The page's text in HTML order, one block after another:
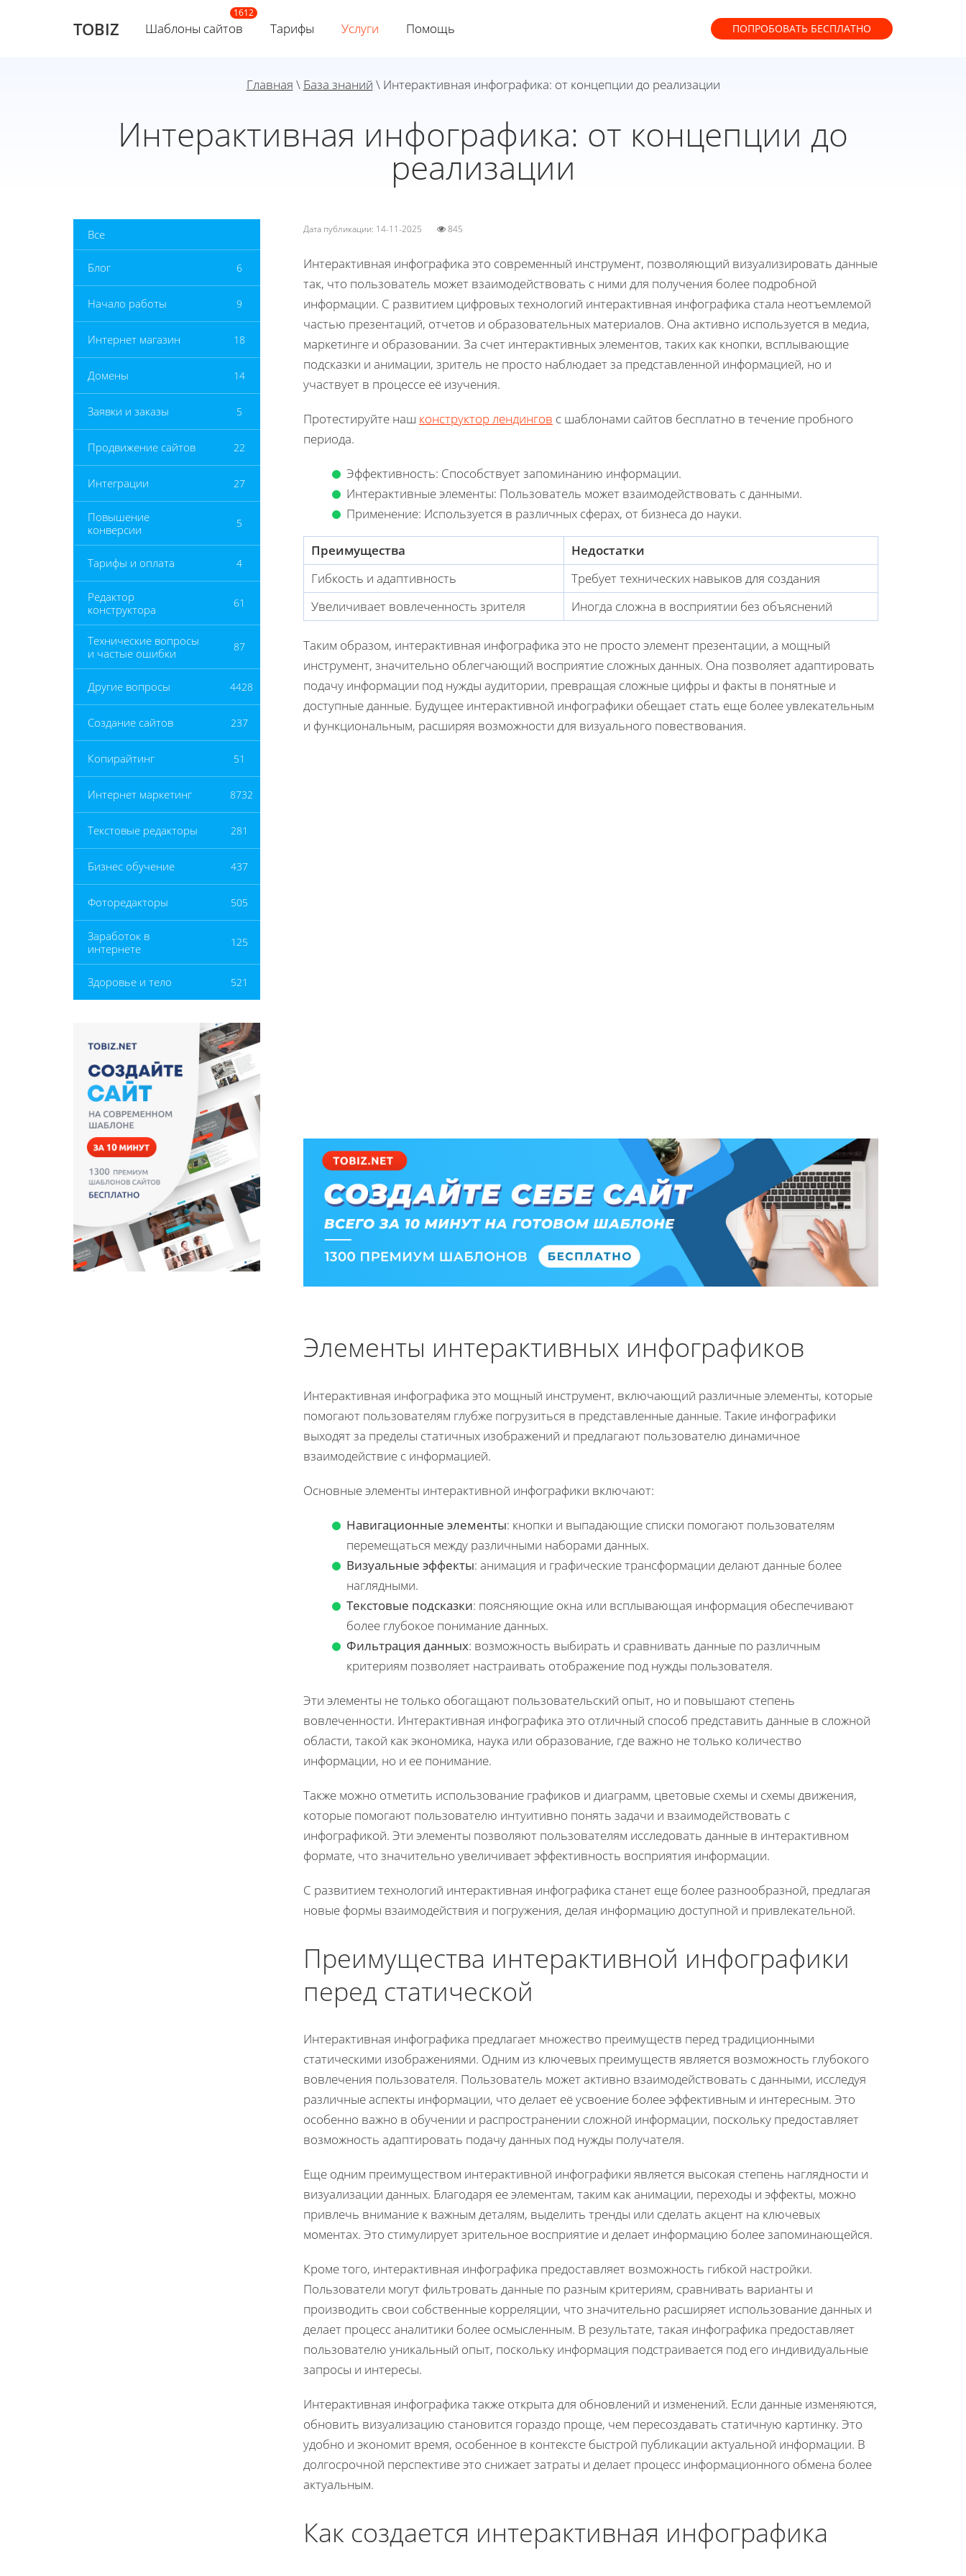
TOBIZ Шаблоны сайтов Тарифы Услуги Помощь ПОПРОБОВАТЬ БЕСПЛАТНО
Главная \ База знаний \ Интерактивная инфографика: от концепции до реализации
Интерактивная инфографика: от концепции до
реализации
Все
Блог 6
Начало работы 9
Интернет магазин 18
Домены 14
Заявки и заказы 5
Продвижение сайтов 22
Интеграции 27
Повышение
конверсии
5
Тарифы и оплата 4
Редактор
конструктора
61
Технические вопросы
и частые ошибки
87
Другие вопросы 4428
Создание сайтов 237
Копирайтинг 51
Интернет маркетинг 8732
Текстовые редакторы 281
Бизнес обучение 437
Фоторедакторы 505
Заработок в
интернете
125
Здоровье и тело 521
Дата публикации: 14-11-2025 845
Интерактивная инфографика это современный инструмент, позволяющий визуализировать данные
так, что пользователь может взаимодействовать с ними для получения более подробной
информации. С развитием цифровых технологий интерактивная инфографика стала неотъемлемой
частью презентаций, отчетов и образовательных материалов. Она активно используется в медиа,
маркетинге и образовании. За счет интерактивных элементов, таких как кнопки, всплывающие
подсказки и анимации, зритель не просто наблюдает за представленной информацией, но и
участвует в процессе её изучения.
Протестируйте наш конструктор лендингов с шаблонами сайтов бесплатно в течение пробного
периода.
Эффективность: Способствует запоминанию информации.
Интерактивные элементы: Пользователь может взаимодействовать с данными.
Применение: Используется в различных сферах, от бизнеса до науки.
Преимущества
Недостатки
Гибкость и адаптивность
Требует технических навыков для создания
Увеличивает вовлеченность зрителя
Иногда сложна в восприятии без объяснений
Таким образом, интерактивная инфографика это не просто элемент презентации, а мощный
инструмент, значительно облегчающий восприятие сложных данных. Она позволяет адаптировать
подачу информации под нужды аудитории, превращая сложные цифры и факты в понятные и
доступные данные. Будущее интерактивной инфографики обещает стать еще более увлекательным
и функциональным, расширяя возможности для визуального повествования.
Элементы интерактивных инфографиков
Интерактивная инфографика это мощный инструмент, включающий различные элементы, которые
помогают пользователям глубже погрузиться в представленные данные. Такие инфографики
выходят за пределы статичных изображений и предлагают пользователю динамичное
взаимодействие с информацией.
Основные элементы интерактивной инфографики включают:
Навигационные элементы: кнопки и выпадающие списки помогают пользователям
перемещаться между различными наборами данных.
Визуальные эффекты: анимация и графические трансформации делают данные более
наглядными.
Текстовые подсказки: поясняющие окна или всплывающая информация обеспечивают
более глубокое понимание данных.
Фильтрация данных: возможность выбирать и сравнивать данные по различным
критериям позволяет настраивать отображение под нужды пользователя.
Эти элементы не только обогащают пользовательский опыт, но и повышают степень
вовлеченности. Интерактивная инфографика это отличный способ представить данные в сложной
области, такой как экономика, наука или образование, где важно не только количество
информации, но и ее понимание.
Также можно отметить использование графиков и диаграмм, цветовые схемы и схемы движения,
которые помогают пользователю интуитивно понять задачи и взаимодействовать с
инфографикой. Эти элементы позволяют пользователям исследовать данные в интерактивном
формате, что значительно увеличивает эффективность восприятия информации.
С развитием технологий интерактивная инфографика станет еще более разнообразной, предлагая
новые формы взаимодействия и погружения, делая информацию доступной и привлекательной.
Преимущества интерактивной инфографики
перед статической
Интерактивная инфографика предлагает множество преимуществ перед традиционными
статическими изображениями. Одним из ключевых преимуществ является возможность глубокого
вовлечения пользователя. Пользователь может активно взаимодействовать с данными, исследуя
различные аспекты информации, что делает её усвоение более эффективным и интересным. Это
особенно важно в обучении и распространении сложной информации, поскольку предоставляет
возможность адаптировать подачу данных под нужды получателя.
Еще одним преимуществом интерактивной инфографики является высокая степень наглядности и
визуализации данных. Благодаря ее элементам, таким как анимации, переходы и эффекты, можно
привлечь внимание к важным деталям, выделить тренды или сделать акцент на ключевых
моментах. Это стимулирует зрительное восприятие и делает информацию более запоминающейся.
Кроме того, интерактивная инфографика предоставляет возможность гибкой настройки.
Пользователи могут фильтровать данные по разным критериям, сравнивать варианты и
производить свои собственные корреляции, что значительно расширяет использование данных и
делает процесс аналитики более осмысленным. В результате, такая инфографика предоставляет
пользователю уникальный опыт, поскольку информация подстраивается под его индивидуальные
запросы и интересы.
Интерактивная инфографика также открыта для обновлений и изменений. Если данные изменяются,
обновить визуализацию становится гораздо проще, чем пересоздавать статичную картинку. Это
удобно и экономит время, особенное в контексте быстрой публикации актуальной информации. В
долгосрочной перспективе это снижает затраты и делает процесс информационного обмена более
актуальным.
Как создается интерактивная инфографика